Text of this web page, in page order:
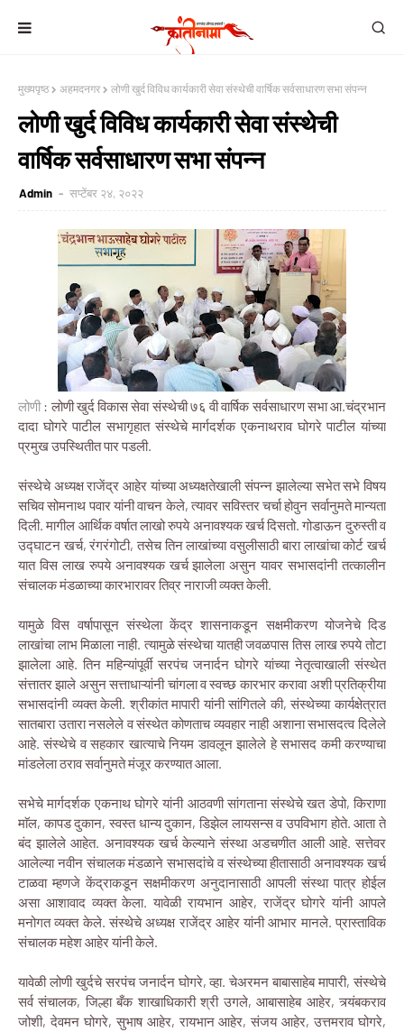
मुख्यपृष्ठ अहमदनगर लोणी खुर्द विविध कार्यकारी सेवा संस्थेची वार्षिक सर्वसाधारण सभा संपन्न
लोणी खुर्द विविध कार्यकारी सेवा संस्थेची
वार्षिक सर्वसाधारण सभा संपन्न
Admin सप्टेंबर २४, २०२२
लोणी: लोणी खुर्द विकास सेवा संस्थेची ७६ वी वार्षिक सर्वसाधारण सभा आ.चंद्रभान
दादा घोगरे पाटील सभागृहात संस्थेचे मार्गदर्शक एकनाथराव घोगरे पाटील यांच्या
प्रमुख उपस्थितीत पार पडली.
संस्थेचे अध्यक्ष राजेंद्र आहेर यांच्या अध्यक्षतेखाली संपन्न झालेल्या सभेत सभे विषय
सचिव सोमनाथ पवार यांनी वाचन केले, त्यावर सविस्तर चर्चा होवुन सर्वानुमते मान्यता
दिली. मागील आर्थिक वर्षात लाखो रुपये अनावश्यक खर्च दिसतो. गोडाऊन दुरुस्ती व
उद्घाटन खर्च, रंगरंगोटी, तसेच तिन लाखांच्या वसुलीसाठी बारा लाखांचा कोर्ट खर्च
यात विस लाख रुपये अनावश्यक खर्च झालेला असुन यावर सभासदांनी तत्कालीन
संचालक मंडळाच्या कारभारावर तिव्र नाराजी व्यक्त केली.
यामुळे विस वर्षापासून संस्थेला केंद्र शासनाकडून सक्षमीकरण योजनेचे दिड
लाखांचा लाभ मिळाला नाही. त्यामुळे संस्थेचा यातही जवळपास तिस लाख रुपये तोटा
झालेला आहे. तिन महिन्यांपूर्वी सरपंच जनार्दन घोगरे यांच्या नेतृत्वाखाली संस्थेत
संत्तातर झाले असुन सत्ताधाऱ्यांनी चांगला व स्वच्छ कारभार करावा अशी प्रतिक्रीया
सभासदांनी व्यक्त केली. श्रीकांत मापारी यांनी सांगितले की, संस्थेच्या कार्यक्षेत्रात
सातबारा उतारा नसलेले व संस्थेत कोणताच व्यवहार नाही अशाना सभासदत्व दिलेले
आहे. संस्थेचे व सहकार खात्याचे नियम डावलून झालेले हे सभासद कमी करण्याचा
मांडलेला ठराव सर्वानुमते मंजूर करण्यात आला.
सभेचे मार्गदर्शक एकनाथ घोगरे यांनी आठवणी सांगताना संस्थेचे खत डेपो, किराणा
माॅल, कापड दुकान, स्वस्त धान्य दुकान, डिझेल लायसन्स व उपविभाग होते. आता ते
बंद झालेले आहेत. अनावश्यक खर्च केल्याने संस्था अडचणीत आली आहे. सत्तेवर
आलेल्या नवीन संचालक मंडळाने सभासदांचे व संस्थेच्या हीतासाठी अनावश्यक खर्च
टाळवा म्हणजे केंद्राकडून सक्षमीकरण अनुदानासाठी आपली संस्था पात्र होईल
असा आशावाद व्यक्त केला. यावेळी रायभान आहेर, राजेंद्र घोगरे यांनी आपले
मनोगत व्यक्त केले. संस्थेचे अध्यक्ष राजेंद्र आहेर यांनी आभार मानले. प्रास्ताविक
संचालक महेश आहेर यांनी केले.
यावेळी लोणी खुर्दचे सरपंच जनार्दन घोगरे, व्हा. चेअरमन बाबासाहेब मापारी, संस्थेचे
सर्व संचालक, जिल्हा बँक शाखाधिकारी श्री उगले, आबासाहेब आहेर, त्र्यंबकराव
जोशी, देवमन घोगरे, सुभाष आहेर, रायभान आहेर, संजय आहेर, उत्तमराव घोगरे,